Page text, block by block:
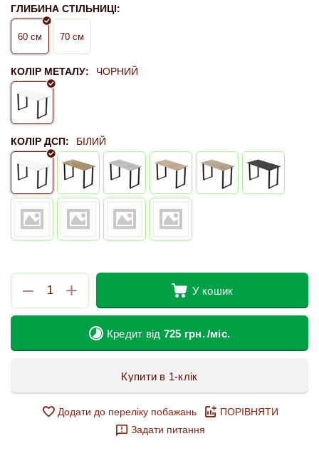
ГЛИБИНА СТІЛЬНИЦІ:
60 см 70 см
КОЛІР МЕТАЛУ: ЧОРНИЙ
КОЛІР ДСП: БІЛИЙ
+
− У кошик
Кредит від 725 грн./міс.
Купити в 1-клік
Додати до переліку побажань
ПОРІВНЯТИ
Задати питання